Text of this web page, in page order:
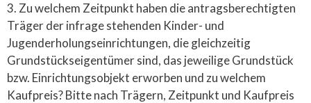
3. Zu welchem Zeitpunkt haben die antragsberechtigten
Träger der infrage stehenden Kinder- und
Jugenderholungseinrichtungen, die gleichzeitig
Grundstückseigentümer sind, das jeweilige Grundstück
bzw. Einrichtungsobjekt erworben und zu welchem
Kaufpreis? Bitte nach Trägern, Zeitpunkt und Kaufpreis